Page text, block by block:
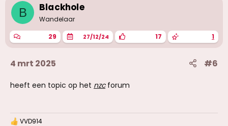
B Blackhole
Wandelaar
29 27/12/24 17 1
4 mrt 2025 #6
heeft een topic op het nzcforum
VVD914